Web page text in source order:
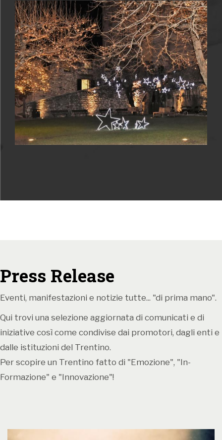
La rassegna si apre il 29 novembre e prosegue per
tutto il mese di dicembre
I concerti sono organizzati dal Castello del
Buonconsiglio in collaborazione con l’Associazione
musicale Euritmus e Trentino Spettacoli.
La partecipazione è gratuita, previo acquisto del
biglietto di ingresso al museo.
Programma:
(programma: “Nelle Sale del Capitano” percorsi
PALAZZO Pizzini – ALA (programma “Passione ed
Eleganza” un viaggio appassionante con le più
famose composizioni di A. Piazzolla, formazione: trio
flauto, violoncello e pianoforte).
Corte” alla scoperta della musica barocca,
Press Release
Eventi, manifestazioni e notizie tutte... "di prima mano".
Qui trovi una selezione aggiornata di comunicati e di
iniziative così come condivise dai promotori, dagli enti e
dalle istituzioni del Trentino.
Per scopire un Trentino fatto di "Emozione", "In-
Formazione" e "Innovazione"!